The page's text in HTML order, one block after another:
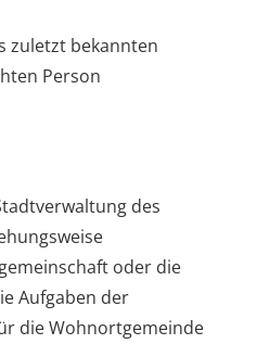
zuletzt bekannten
Person
des
oder die
Aufgaben der
die Wohnortgemeinde